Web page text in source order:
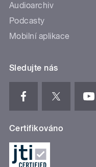
Audioarchiv
Podcasty
Mobilní aplikace
Sledujte nás
Certifikováno